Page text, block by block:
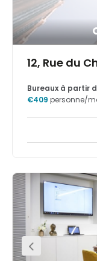
12, Rue du
Surveillance
établissement
Situé au sud-
de l'échangeur
site bien
idée prodigue.
luminosité
travail flexible
professionnels
Bureaux à partir
€409 personne/